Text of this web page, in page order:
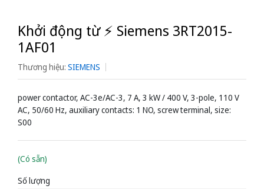
Khởi động từ ⚡️ Siemens 3RT2015-
1AF01
Thương hiệu: SIEMENS
power contactor, AC-3e/AC-3, 7 A, 3 kW / 400 V, 3-pole, 110 V
AC, 50/60 Hz, auxiliary contacts: 1 NO, screw terminal, size:
S00
(Có sẵn)
Số lượng